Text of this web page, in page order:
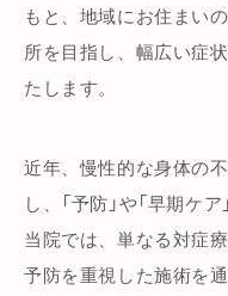
もと、地域にお住まい
所を目指し、幅広い症
たします。
近年、慢性的な身体の
し、「予防」や「早期ケ
当院では、単なる対症
予防を重視した施術を